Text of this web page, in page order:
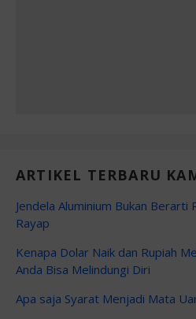
ARTIKEL TERBARU
Jendela Aluminium Bukan Berarti
Rayap
Kenapa Dolar Naik dan Rupiah
Anda Bisa Melindungi Diri
Apa saja Syarat Menjadi Mata